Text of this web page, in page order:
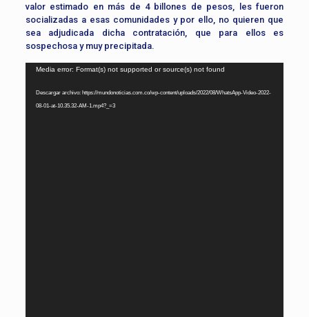
valor estimado en más de 4 billones de pesos, les fueron
socializadas a esas comunidades y por ello, no quieren que
sea adjudicada dicha contratación, que para ellos es
sospechosa y muy precipitada.
Reproductor
vídeo
Media error: Format(s) not supported or source(s) not found
Descargar archivo: https://mundonoticias.com.co/wp-content/uploads/2022/08/WhatsApp-Video-2022-
08-01-at-10.35.32-AM-1.mp4?_=3